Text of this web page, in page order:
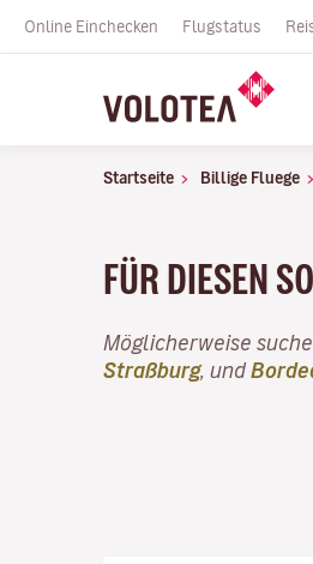
Online Einchecken Flugstatus
Startseite Billige Fluege
FÜR DIESEN
Möglicherweise
Straßburg, und